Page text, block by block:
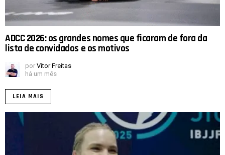
ADCC 2026: os grandes nomes que ficaram de fora da
lista de convidados e os motivos
por Vitor Freitas
há um mês
LEIA MAIS